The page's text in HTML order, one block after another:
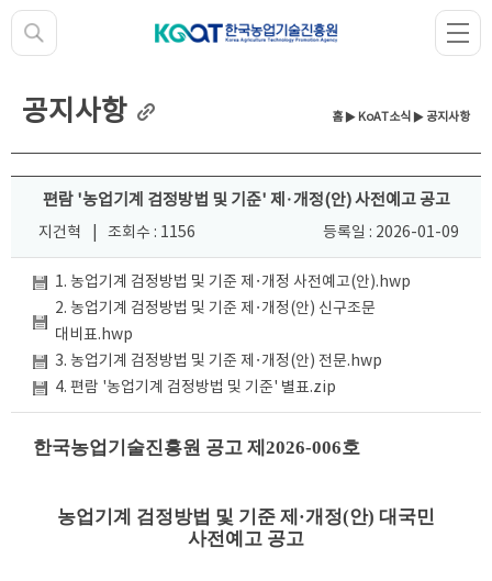
공지사항 홈▶ KoAT소식 ▶ 공지사항
편람 '농업기계 검정방법 및 기준' 제·개정(안) 사전예고 공고
지건혁 조회수 : 1156 등록일 : 2026-01-09
1. 농업기계 검정방법 및 기준 제·개정 사전예고(안).hwp
2. 농업기계 검정방법 및 기준 제·개정(안) 신구조문
대비표.hwp
3. 농업기계 검정방법 및 기준 제·개정(안) 전문.hwp
4. 편람 '농업기계 검정방법 및 기준' 별표.zip
한국농업기술진흥원 공고 제2026-006호
농업기계 검정방법 및 기준 제·개정(안) 대국민
사전예고 공고